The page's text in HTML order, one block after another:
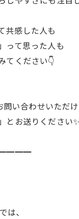
共感した人も
って思った人も
てください👇
い合わせいただけ
とお送りください✨
は、